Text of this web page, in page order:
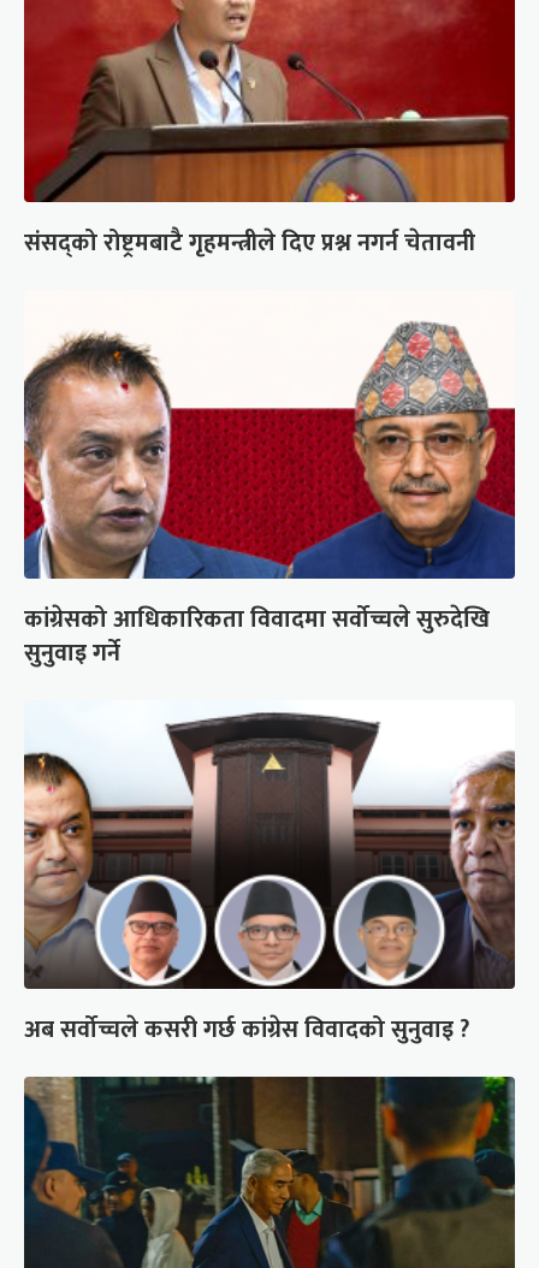
संसद्को रोष्ट्रमबाटै गृहमन्त्रीले दिए प्रश्न नगर्न चेतावनी
कांग्रेसको आधिकारिकता विवादमा सर्वोच्चले सुरुदेखि
सुनुवाइ गर्ने
अब सर्वोच्चले कसरी गर्छ कांग्रेस विवादको सुनुवाइ ?